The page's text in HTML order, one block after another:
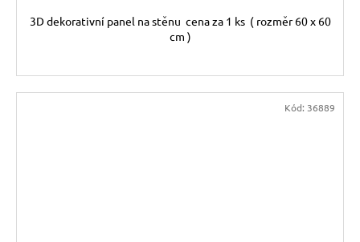
3D dekorativní panel na stěnu cena za 1 ks ( rozměr 60 x 60
cm )
Kód: 36889